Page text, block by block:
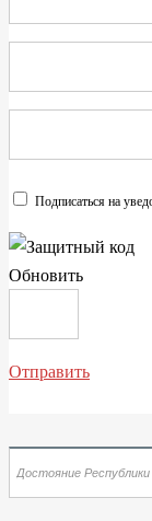
Подписаться на
Обновить
Отправить